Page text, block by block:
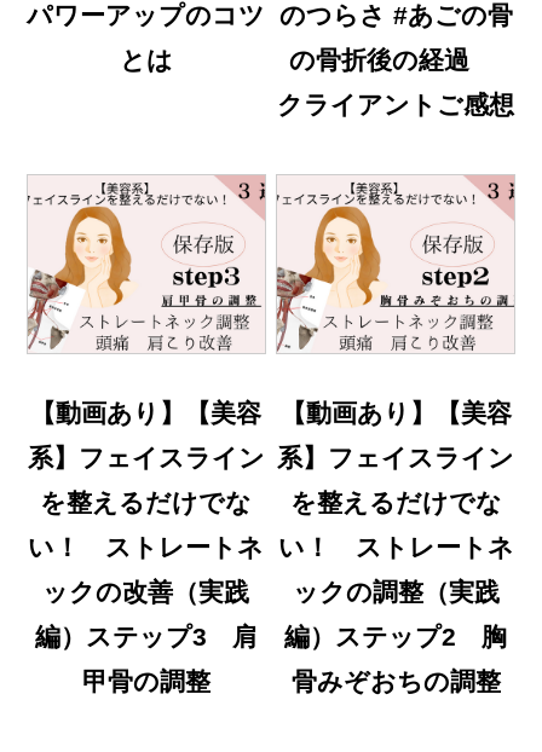
パワーアップのコツ
とは
のつらさ #あごの骨
の骨折後の経過
クライアントご感想
【動画あり】【美容
系】フェイスライン
を整えるだけでな
い！ ストレートネ
ックの改善（実践
編）ステップ3 肩
甲骨の調整
【動画あり】【美容
系】フェイスライン
を整えるだけでな
い！ ストレートネ
ックの調整（実践
編）ステップ2 胸
骨みぞおちの調整